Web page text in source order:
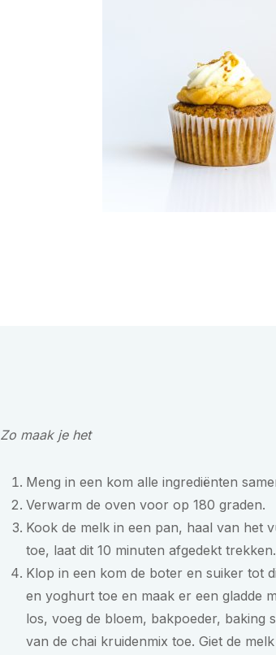
Zo maak je het
Meng in een kom alle ingrediënten
Verwarm de oven voor op 180 graden.
Kook de melk in een pan, haal van het
toe, laat dit 10 minuten afgedekt trekken.
Klop in een kom de boter en suiker tot
en yoghurt toe en maak er een gladde
los, voeg de bloem, bakpoeder, baking
van de chai kruidenmix toe. Giet de